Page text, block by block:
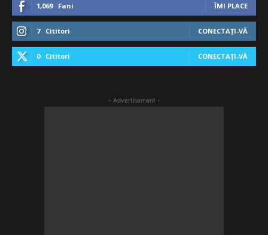
1,069 Fani ÎMI PLACE
7 Cititori CONECTAȚI-VĂ
0 Cititori CONECTAȚI-VĂ
- Advertisement -